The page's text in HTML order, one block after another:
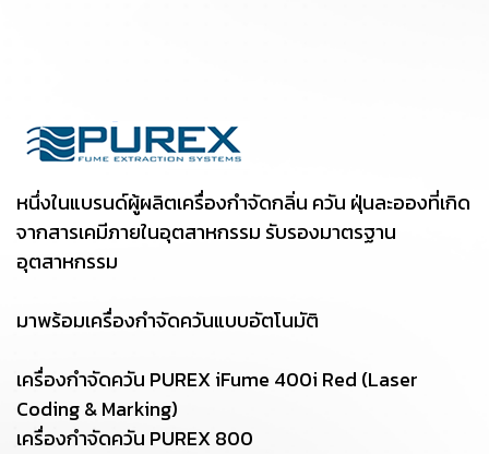
หนึ่งในแบรนด์ผู้ผลิตเครื่องกำจัดกลิ่น ควัน ฝุ่นละอองที่เกิด
จากสารเคมีภายในอุตสาหกรรม รับรองมาตรฐาน
อุตสาหกรรม
มาพร้อมเครื่องกำจัดควันแบบอัตโนมัติ
เครื่องกำจัดควัน PUREX iFume 400i Red (Laser
Coding & Marking)
เครื่องกำจัดควัน PUREX 800